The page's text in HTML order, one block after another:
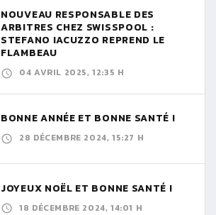
NOUVEAU RESPONSABLE DES
ARBITRES CHEZ SWISSPOOL :
STEFANO IACUZZO REPREND LE
FLAMBEAU
04 AVRIL 2025, 12:35 H
BONNE ANNÉE ET BONNE SANTÉ !
28 DÉCEMBRE 2024, 15:27 H
JOYEUX NOËL ET BONNE SANTÉ !
18 DÉCEMBRE 2024, 14:01 H